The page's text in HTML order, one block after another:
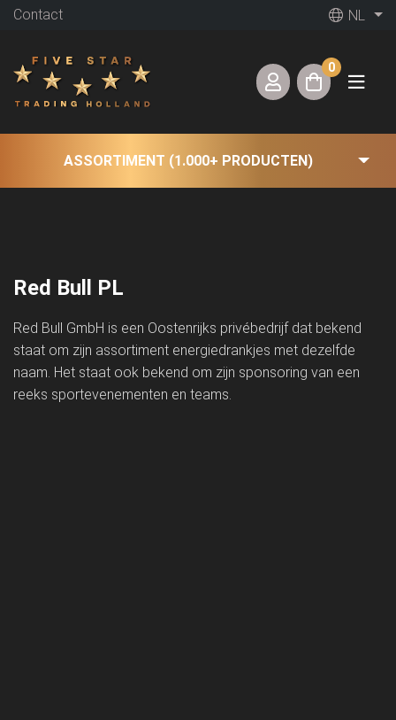
Contact NL
0
ASSORTIMENT (1.000+ PRODUCTEN)
Red Bull PL
Red Bull GmbH is een Oostenrijks privébedrijf dat bekend
staat om zijn assortiment energiedrankjes met dezelfde
naam. Het staat ook bekend om zijn sponsoring van een
reeks sportevenementen en teams.